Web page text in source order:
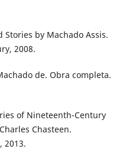
Stories by Machado Assis.
2008.
de. Obra completa.
of Nineteenth-Century
Chasteen.
2013.